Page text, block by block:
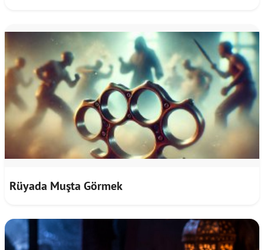
Rüyada Muşta Görmek